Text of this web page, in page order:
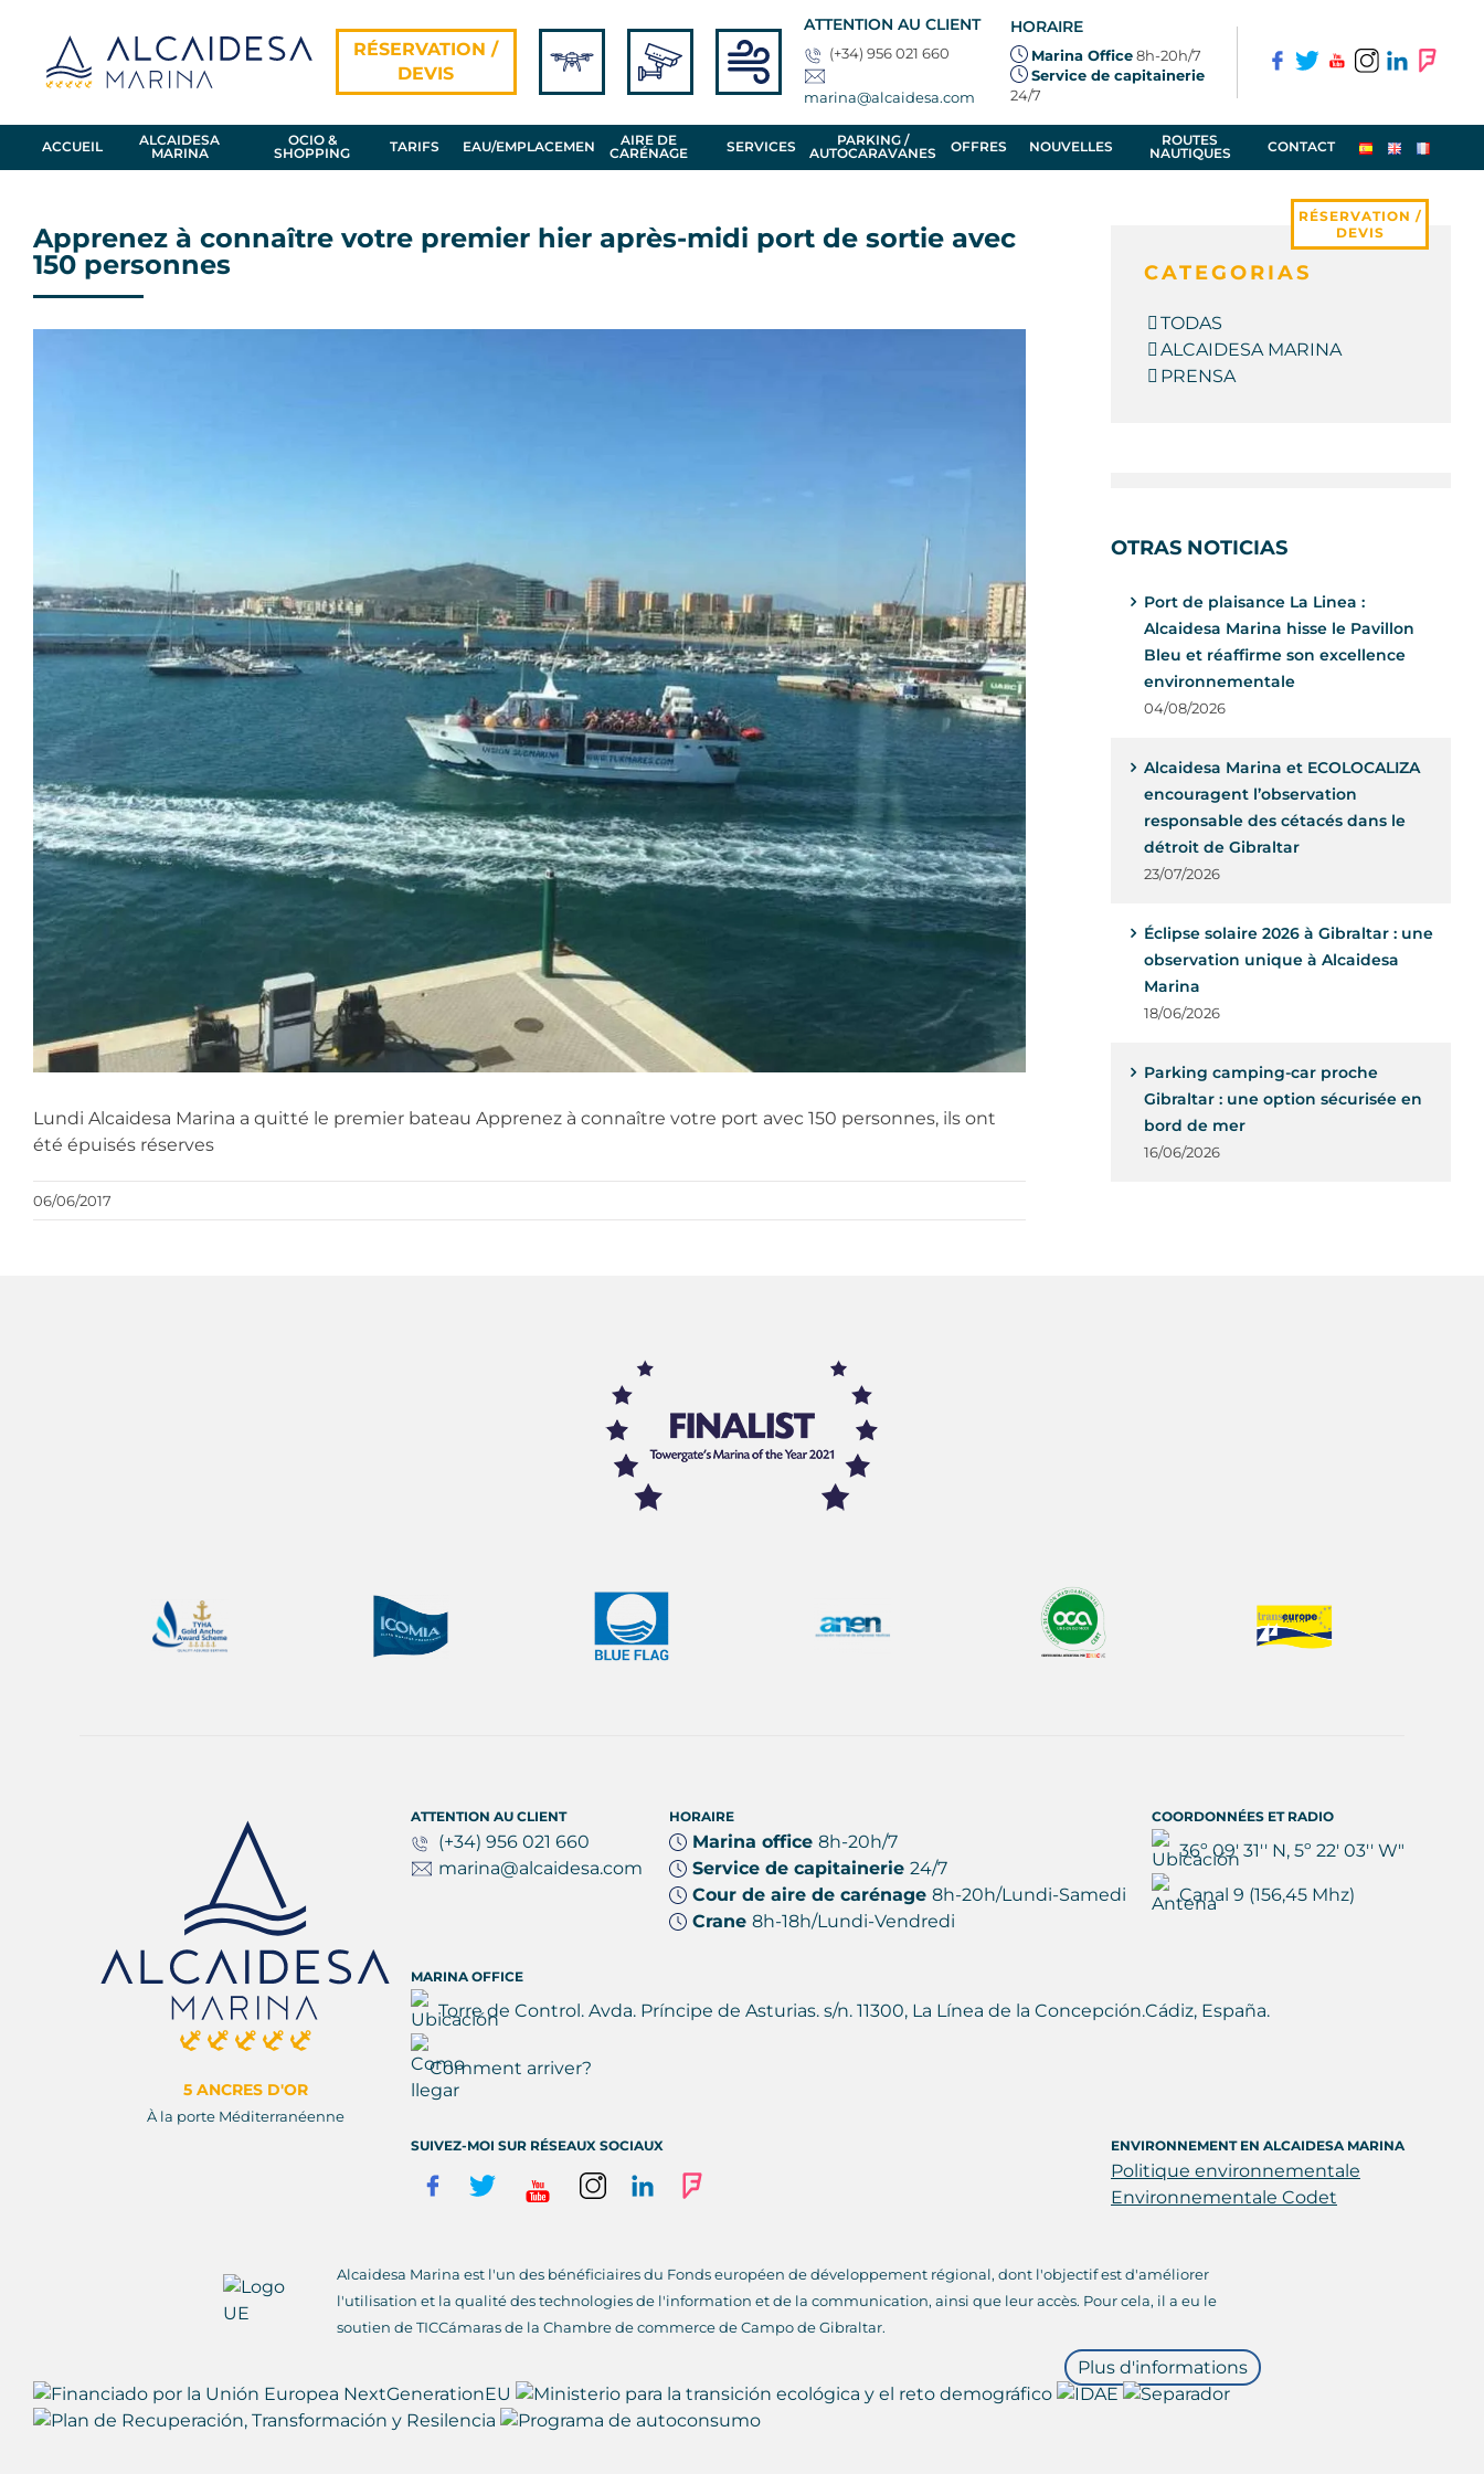
content
RÉSERVATION /
DEVIS
ATTENTION AU CLIENT
(+34) 956 021 660
marina@alcaidesa.com
HORAIRE
Marina Office8h-20h/7
Service de capitainerie
24/7
ACCUEIL
ALCAIDESA
MARINA
OCIO &
SHOPPING
TARIFSANNEAU/EMPLACEMENT
AIRE DE
CARÉNAGE
SERVICES
PARKING /
AUTOCARAVANES
OFFRES NOUVELLES
ROUTES
NAUTIQUES
CONTACT
RÉSERVATION /
DEVIS
Apprenez à connaître votre premier hier après-midi port de sortie avec
150 personnes
Lundi Alcaidesa Marina a quitté le premier bateau Apprenez à connaître votre port avec 150 personnes, ils ont
été épuisés réserves
06/06/2017
CATEGORIAS
TODAS
ALCAIDESA MARINA
PRENSA
OTRAS NOTICIAS
Port de plaisance La Linea :
Alcaidesa Marina hisse le Pavillon
Bleu et réaffirme son excellence
environnementale
04/08/2026
Alcaidesa Marina et ECOLOCALIZA
encouragent l’observation
responsable des cétacés dans le
détroit de Gibraltar
23/07/2026
Éclipse solaire 2026 à Gibraltar : une
observation unique à Alcaidesa
Marina
18/06/2026
Parking camping-car proche
Gibraltar : une option sécurisée en
bord de mer
16/06/2026
5 ANCRES D'OR
À la porte Méditerranéenne
ATTENTION AU CLIENT
(+34) 956 021 660
marina@alcaidesa.com
HORAIRE
Marina office 8h-20h/7
Service de capitainerie 24/7
Cour de aire de carénage 8h-20h/Lundi-Samedi
Crane 8h-18h/Lundi-Vendredi
COORDONNÉES ET RADIO
36º 09' 31'' N, 5º 22' 03'' W"
Canal 9 (156,45 Mhz)
MARINA OFFICE
Torre de Control. Avda. Príncipe de Asturias. s/n. 11300, La Línea de la Concepción.Cádiz, España.
Comment arriver?
SUIVEZ-MOI SUR RÉSEAUX SOCIAUX ENVIRONNEMENT EN ALCAIDESA MARINA
Politique environnementale
Environnementale Codet
Alcaidesa Marina est l'un des bénéficiaires du Fonds européen de développement régional, dont l'objectif est d'améliorer
l'utilisation et la qualité des technologies de l'information et de la communication, ainsi que leur accès. Pour cela, il a eu le
soutien de TICCámaras de la Chambre de commerce de Campo de Gibraltar.
Plus d'informations